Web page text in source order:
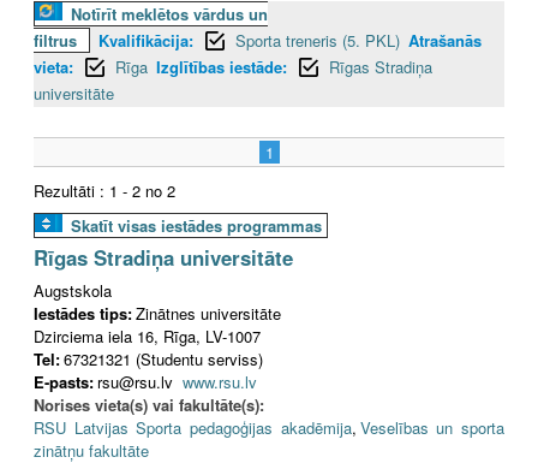
Notīrīt meklētos vārdus un
filtrus
Kvalifikācija: Sporta treneris (5. PKL) Atrašanās
vieta:
Rīga Izglītības iestāde:
Rīgas Stradiņa
universitāte
1
Rezultāti : 1 - 2 no 2
Skatīt visas iestādes programmas
Rīgas Stradiņa universitāte
Augstskola
Iestādes tips:Zinātnes universitāte
Dzirciema iela 16, Rīga, LV-1007
Tel:67321321 (Studentu serviss)
E-pasts: rsu@rsu.lv www.rsu.lv
Norises vieta(s) vai fakultāte(s):
RSU Latvijas Sporta pedagoģijas akadēmija, Veselības un sporta
zinātņu fakultāte